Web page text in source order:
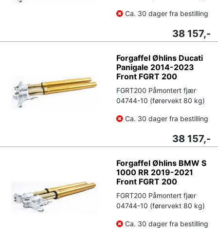
Ca. 30 dager fra bestilling
38 157,-
Forgaffel Øhlins Ducati
Panigale 2014-2023
Front FGRT 200
FGRT200 Påmontert fjær
04744-10 (førervekt 80 kg)
Ca. 30 dager fra bestilling
38 157,-
Forgaffel Øhlins BMW S
1000 RR 2019-2021
Front FGRT 200
FGRT200 Påmontert fjær
04744-10 (førervekt 80 kg)
Ca. 30 dager fra bestilling